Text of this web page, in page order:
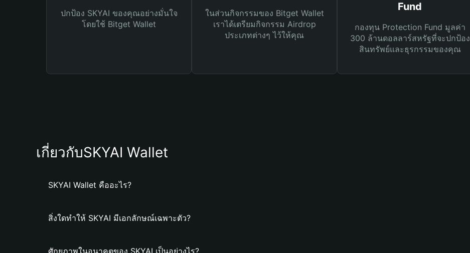
ปกป้อง SKYAI ของคุณอย่างมั่นใจ
โดยใช้ Bitget Wallet
ในส่วนกิจกรรมของ Bitget Wallet
เราได้เตรียมกิจกรรม Airdrop
ประเภทต่างๆ ไว้ให้คุณ
Fund
กองทุน Protection Fund มูลค่า
300 ล้านดอลลาร์สหรัฐที่จะปกป้อง
สินทรัพย์และธุรกรรมของคุณ
เกี่ยวกับSKYAI Wallet
SKYAI Wallet คืออะไร?
สิ่งใดทำให้ SKYAI มีเอกลักษณ์เฉพาะตัว?
ศักยภาพในอนาคตของ SKYAI เป็นอย่างไร?